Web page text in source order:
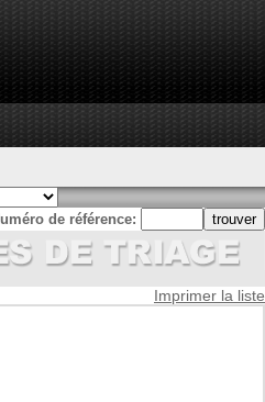
de référence:
Imprimer la liste